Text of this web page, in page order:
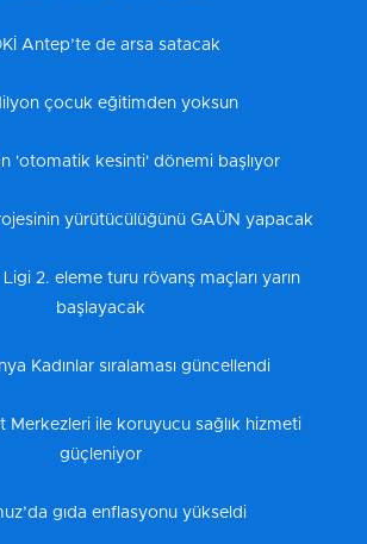
Antep’te de arsa satacak
çocuk eğitimden yoksun
'otomatik kesinti' dönemi başlıyor
yürütücülüğünü GAÜN yapacak
2. eleme turu rövanş maçları yarın
başlayacak
Kadınlar sıralaması güncellendi
Merkezleri ile koruyucu sağlık hizmeti
güçleniyor
gıda enflasyonu yükseldi